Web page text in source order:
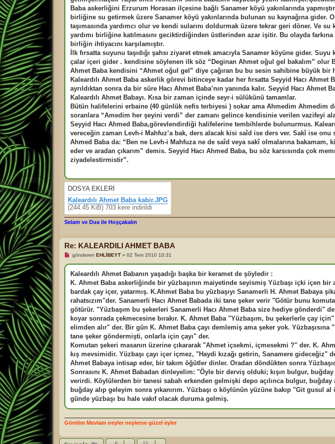
m
ş
m
s
a
j
Baba askerliğini Erzurum Horasan ilçesine bağlı Sanamer köyü yakınlarında
birliğine su getirmek üzere Sanamer köyü yakınlarında bulunan su kaynağına gider.
taşımasında yardımcı olur ve kendi sularını doldurmak üzere tekrar geri döner. Ve
yardımı birliğine katılmasını geciktirdiğinden üstlerinden azar işitir. Bu olayda
birliğin ihtiyacını karşılamıştır.
İlk fırsatta suyunu taşıdığı şahsı ziyaret etmek amacıyla Sanamer köyüne gider. Suyu
çalar içeri gider . kendisine söylenen ilk söz “Deginan Ahmet oğul gel bakalım” olur
Ahmet Baba kendisini “Ahmet oğul gel” diye çağıran bu bu sesin sahibine büyük bir
Kaleardılı Ahmet Baba askerlik görevi bitinceye kadar her fırsatta Seyyid Hacı Ahmet
ayrıldıktan sonra da bir süre Hacı Ahmet Baba’nın yanında kalır. Seyyid Hacı
Kaleardılı Ahmet Babayı. Kısa bir zaman içinde seyr-i sülükünü tamamlar.
Bütün halifelerini erbaine (40 günlük nefis terbiyesi ) sokar ama Ahmedim Ahmedim
soranlara “Amedim her şeyini verdi” der zamanı gelince kendisinie verilen vazifeyi
Seyyid Hacı Ahmed Baba,görevlendirdiği halifelerine tembihlerde bulunurmus.
vereceğin zaman Levh-i Mahfuz’a bak, ders alacak kisi saîd ise ders ver. Sakî ise onu
Ahmed Baba da: “Ben ne Levh-i Mahfuza ne de saîd veya sakî olmalarına
eder ve aradan çıkarım” demis. Seyyid Hacı Ahmed Baba, bu söz karsısında çok
ziyadelestirmistir”.
DOSYA EKLERI
Kaleardılı Ahmet Baba kabir.JPG
(244.45 KiB) 703 kere indirildi
Selam ve Dua ile Hoşçakalın
Re: KALEARDILI AHMET BABA
O
u
n
a
m
ş
m
e
s
a
gönderen EHLİBEYT» 02 Tem 2010 10:31
Kaleardılı Ahmet Babanın yaşadığı başka bir keramet de şöyledir :
K. Ahmet Baba askerliğinde bir yüzbaşının maiyetinde seyismiş Yüzbaşı içki içen bir
bardak çay içer, yatarmış. K.Ahmet Baba bu yüzbaşıyı Sanamerli H. Ahmet Babaya
rahatsızım"der. Sanamerli Hacı Ahmet Babada iki tane şeker verir "Götür bunu
götürür. "Yüzbaşım bu şekerleri Sanamerli Hacı Ahmet Baba size hediye gönderdi"
koyar sonrada çekmecesine bırakır. K. Ahmet Baba "Yüzbaşım, bu şekerlerle çay
elimden alır" der. Bir gün K. Ahmet Baba çayı demlemiş ama şeker yok. Yüzbaşısına
tane şeker göndermişti, onlarla için çayı" der.
Komutan şekeri masanın üzerine çıkararak "Ahmet içsekmi, içmesekmi ?" der. K.
kış mevsimidir. Yüzbaşı çayı içer içmez, "Haydi kızağı getirin, Sanamere gideceğiz"
Ahmet Babaya intisap eder, bir takım öğütler dinler. Oradan döndükten sonra
Sonrasını K. Ahmet Babadan dinleyelim: "Öyle bir derviş olduki; kışın bulgur,
verirdi. Köylülerden bir tanesi sabah erkenden gelmişki depo açılınca bulgur,
buğday alıp geleyim sonra yıkanırım. Yüzbaşı o köylünün yüzüne bakıp "Git gusul
günde yüzbaşı bu hale vakıf olacak duruma gelmiş.
Görelim Mevlam neyler neylerse güzel eyler